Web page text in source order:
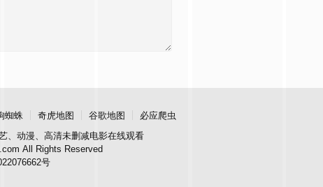
蜘蛛 奇虎地图 谷歌地图
必应爬虫
、动漫、高清未删减电影在线观看
All Rights Reserved
号